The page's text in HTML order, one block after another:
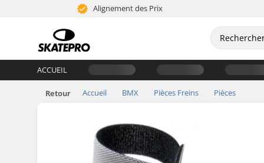
Alignement des Prix
ACCUEIL
Retour Accueil BMX Pièces Freins Pièces